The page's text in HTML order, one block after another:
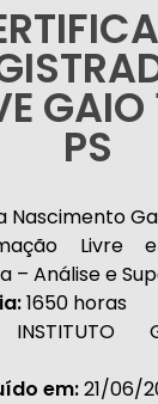
GAIO
PS
Nascimento
Livre
– Análise e
1650 horas
em:21/06/